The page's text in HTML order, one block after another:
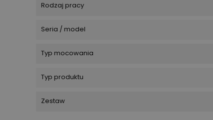
Rodzaj pracy
Seria / model
Typ mocowania
Typ produktu
Zestaw